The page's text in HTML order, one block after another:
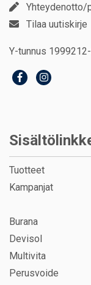
Yhteydenotto/
Tilaa uutiskirje
Y-tunnus
Tuotteet
Kampanjat
Burana
Devisol
Multivita
Perusvoide